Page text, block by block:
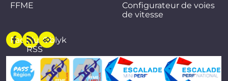
FFME
Configurateur de voies
de vitesse
Facebook
Flux
RSS
Oblyk